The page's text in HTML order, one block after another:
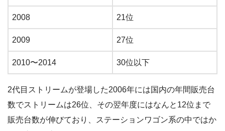
2008 21位
2009 27位
2010〜2014 30位以下
2代目ストリームが登場した2006年には国内の年間販売台
数でストリームは26位、その翌年度にはなんと12位まで
販売台数が伸びており、ステーションワゴン系の中ではか